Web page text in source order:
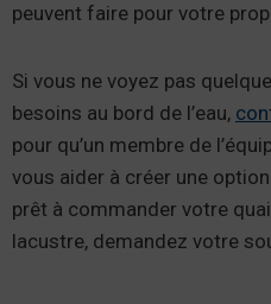
peuvent faire pour votre
Si vous ne voyez pas
besoins au bord de l’eau,
pour qu’un membre de
vous aider à créer une
prêt à commander votre
lacustre, demandez votre